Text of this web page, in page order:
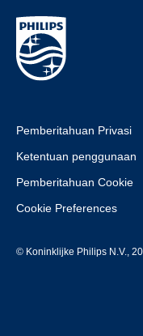
Pemberitahuan Privasi
Ketentuan penggunaan
Pemberitahuan Cookie
Cookie Preferences
© Koninklijke Philips N.V.,